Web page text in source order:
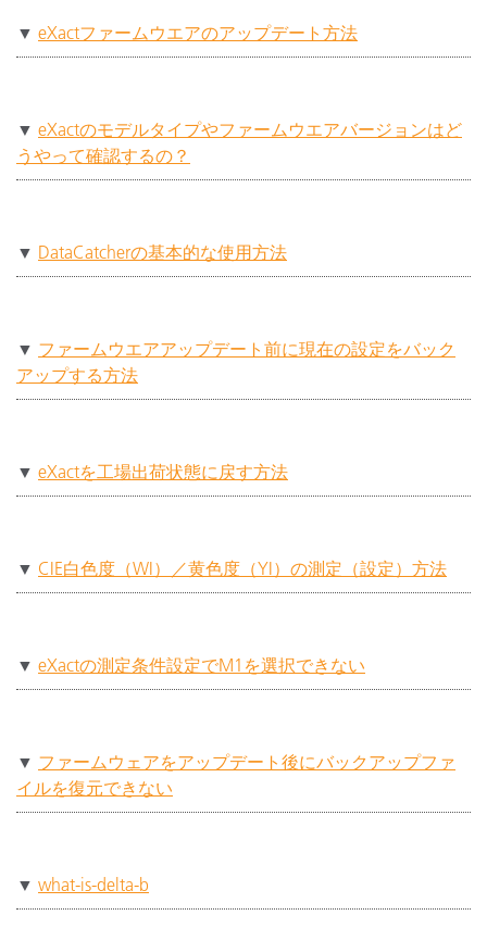
▼ eXactファームウエアのアップデート方法
▼ eXactのモデルタイプやファームウエアバージョンはど
うやって確認するの？
▼ DataCatcherの基本的な使用方法
▼ ファームウエアアップデート前に現在の設定をバック
アップする方法
▼ eXactを工場出荷状態に戻す方法
▼ CIE白色度（WI）／黄色度（YI）の測定（設定）方法
▼ eXactの測定条件設定でM1を選択できない
▼ ファームウェアをアップデート後にバックアップファ
イルを復元できない
▼ what-is-delta-b